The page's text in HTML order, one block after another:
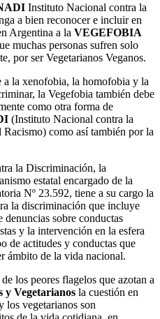
Instituto Nacional contra la
a bien reconocer e incluir en
Argentina a la VEGEFOBIA
muchas personas sufren solo
por ser Vegetarianos Veganos.
a la xenofobia, la homofobia y la
la Vegefobia también debe
como otra forma de
(Instituto Nacional contra la
como así también por la
la Discriminación, la
estatal encargado de la
Nº 23.592, tiene a su cargo la
la discriminación que incluye
denuncias sobre conductas
y la intervención en la esfera
de actitudes y conductas que
ámbito de la vida nacional.
los peores flagelos que azotan a
y Vegetarianos la cuestión en
los vegetarianos son